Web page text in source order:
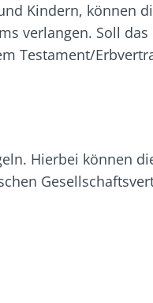
Kindern, können
verlangen. Soll
Testament/
Hierbei können